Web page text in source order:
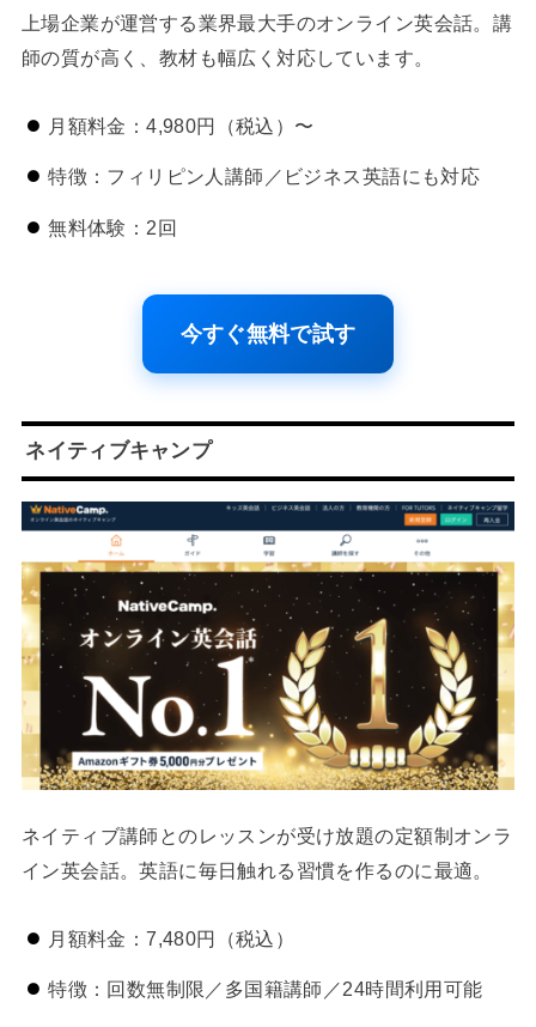
上場企業が運営する業界最大手のオンライン英会話。講
師の質が高く、教材も幅広く対応しています。
月額料金：4,980円（税込）〜
特徴：フィリピン人講師／ビジネス英語にも対応
無料体験：2回
今すぐ無料で試す
ネイティブキャンプ
ネイティブ講師とのレッスンが受け放題の定額制オンラ
イン英会話。英語に毎日触れる習慣を作るのに最適。
月額料金：7,480円（税込）
特徴：回数無制限／多国籍講師／24時間利用可能